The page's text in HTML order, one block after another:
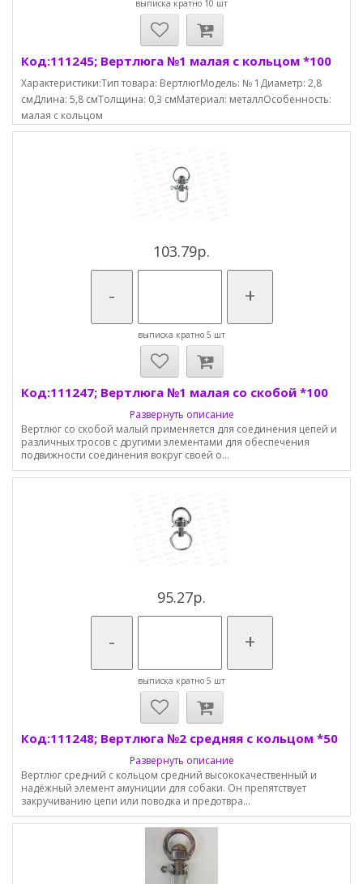
выписка кратно 10 шт
Код:111245; Вертлюга №1 малая с кольцом *100
Характеристики:Тип товара: ВертлюгМодель: № 1Диаметр: 2,8
смДлина: 5,8 смТолщина: 0,3 смМатериал: металлОсобенность:
малая с кольцом
103.79р.
- +
выписка кратно 5 шт
Код:111247; Вертлюга №1 малая со скобой *100
Развернуть описание
Вертлюг со скобой малый применяется для соединения цепей и
различных тросов с другими элементами для обеспечения
подвижности соединения вокруг своей о...
95.27р.
- +
выписка кратно 5 шт
Код:111248; Вертлюга №2 средняя с кольцом *50
Развернуть описание
Вертлюг средний с кольцом средний высококачественный и
надёжный элемент амуниции для собаки. Он препятствует
закручиванию цепи или поводка и предотвра...